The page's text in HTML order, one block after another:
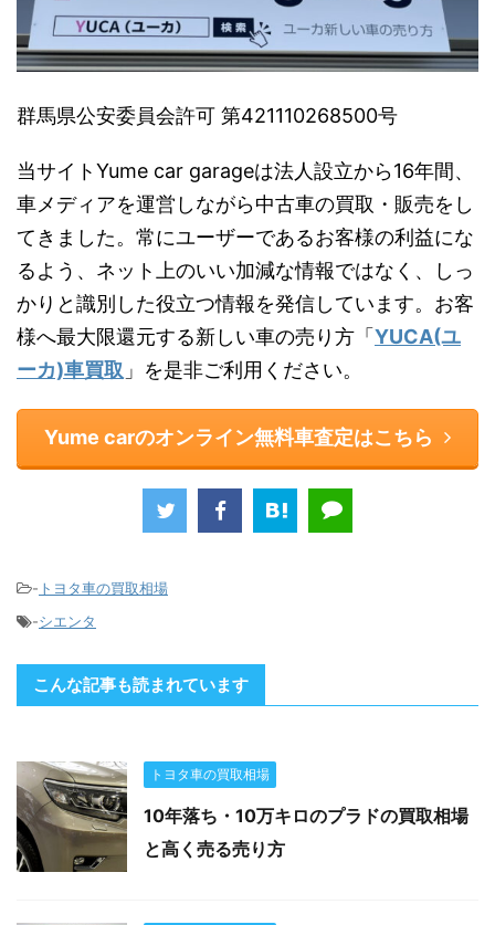
群馬県公安委員会許可 第421110268500号
当サイトYume car garageは法人設立から16年間、
車メディアを運営しながら中古車の買取・販売をし
てきました。常にユーザーであるお客様の利益にな
るよう、ネット上のいい加減な情報ではなく、しっ
かりと識別した役立つ情報を発信しています。お客
様へ最大限還元する新しい車の売り方「 YUCA(ユ
ーカ)車買取 」を是非ご利用ください。
Yume carのオンライン無料車査定はこちら
- トヨタ車の買取相場
-シエンタ
こんな記事も読まれています
トヨタ車の買取相場
10年落ち・10万キロのプラドの買取相場
と高く売る売り方